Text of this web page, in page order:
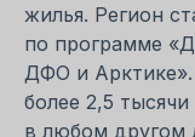
жилья. Регион
по программе
ДФО и Арктике».
более 2,5
в любом другом